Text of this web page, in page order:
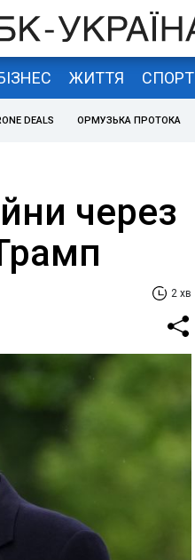
ЖИТТЯ СПОРТ
DEALS ОРМУЗЬКА ПРОТОКА
через
2 хв